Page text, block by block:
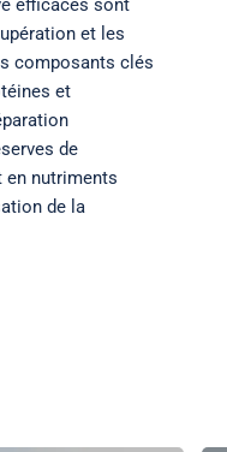
efficaces sont
et les
composants clés
et
de
en nutriments
de la